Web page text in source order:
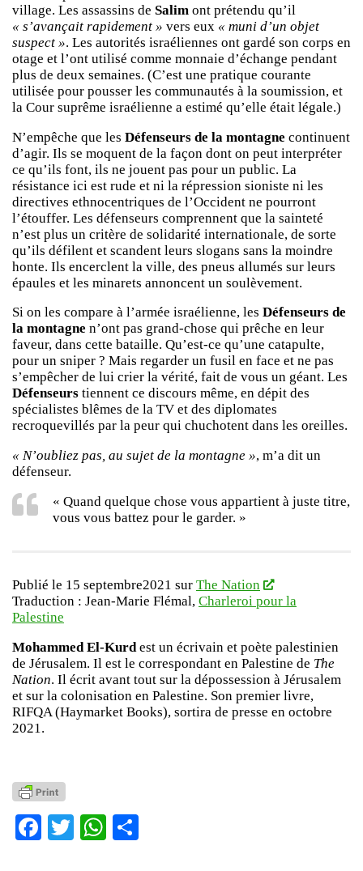
village. Les assassins de Salim ont prétendu qu’il
« s’avançait rapidement » vers eux « muni d’un objet
suspect ». Les autorités israéliennes ont gardé son corps en
otage et l’ont utilisé comme monnaie d’échange pendant
plus de deux semaines. (C’est une pratique courante
utilisée pour pousser les communautés à la soumission, et
la Cour suprême israélienne a estimé qu’elle était légale.)
N’empêche que les Défenseurs de la montagne continuent
d’agir. Ils se moquent de la façon dont on peut interpréter
ce qu’ils font, ils ne jouent pas pour un public. La
résistance ici est rude et ni la répression sioniste ni les
directives ethnocentriques de l’Occident ne pourront
l’étouffer. Les défenseurs comprennent que la sainteté
n’est plus un critère de solidarité internationale, de sorte
qu’ils défilent et scandent leurs slogans sans la moindre
honte. Ils encerclent la ville, des pneus allumés sur leurs
épaules et les minarets annoncent un soulèvement.
Si on les compare à l’armée israélienne, les Défenseurs de
la montagne n’ont pas grand-chose qui prêche en leur
faveur, dans cette bataille. Qu’est-ce qu’une catapulte,
pour un sniper ? Mais regarder un fusil en face et ne pas
s’empêcher de lui crier la vérité, fait de vous un géant. Les
Défenseurs tiennent ce discours même, en dépit des
spécialistes blêmes de la TV et des diplomates
recroquevillés par la peur qui chuchotent dans les oreilles.
« N’oubliez pas, au sujet de la montagne », m’a dit un
défenseur.
« Quand quelque chose vous appartient à juste titre,
vous vous battez pour le garder. »
Publié le 15 septembre2021 sur The Nation
Traduction : Jean-Marie Flémal, Charleroi pour la
Palestine
Mohammed El-Kurd est un écrivain et poète palestinien
de Jérusalem. Il est le correspondant en Palestine de The
Nation. Il écrit avant tout sur la dépossession à Jérusalem
et sur la colonisation en Palestine. Son premier livre,
RIFQA (Haymarket Books), sortira de presse en octobre
2021.
Facebook
TwitterWhatsApp